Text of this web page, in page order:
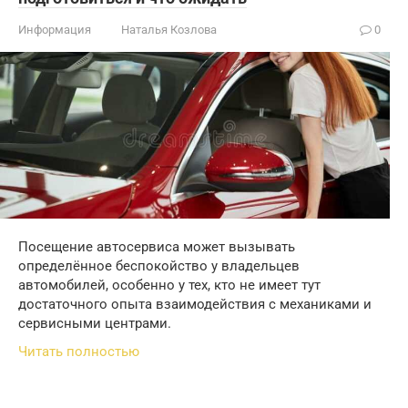
Информация Наталья Козлова 0
Посещение автосервиса может вызывать
определённое беспокойство у владельцев
автомобилей, особенно у тех, кто не имеет тут
достаточного опыта взаимодействия с механиками и
сервисными центрами.
Читать полностью